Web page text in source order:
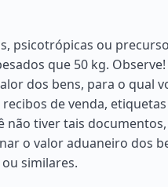
psicotrópicas ou
que 50 kg. Observe!
dos bens, para o qual
de venda,
não tiver tais
o valor aduaneiro dos
similares.